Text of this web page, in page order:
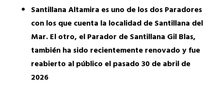
Santillana Altamira es uno de los dos Paradores
con los que cuenta la localidad de Santillana del
Mar. El otro, el Parador de Santillana Gil Blas,
también ha sido recientemente renovado y fue
reabierto al público el pasado 30 de abril de
2026